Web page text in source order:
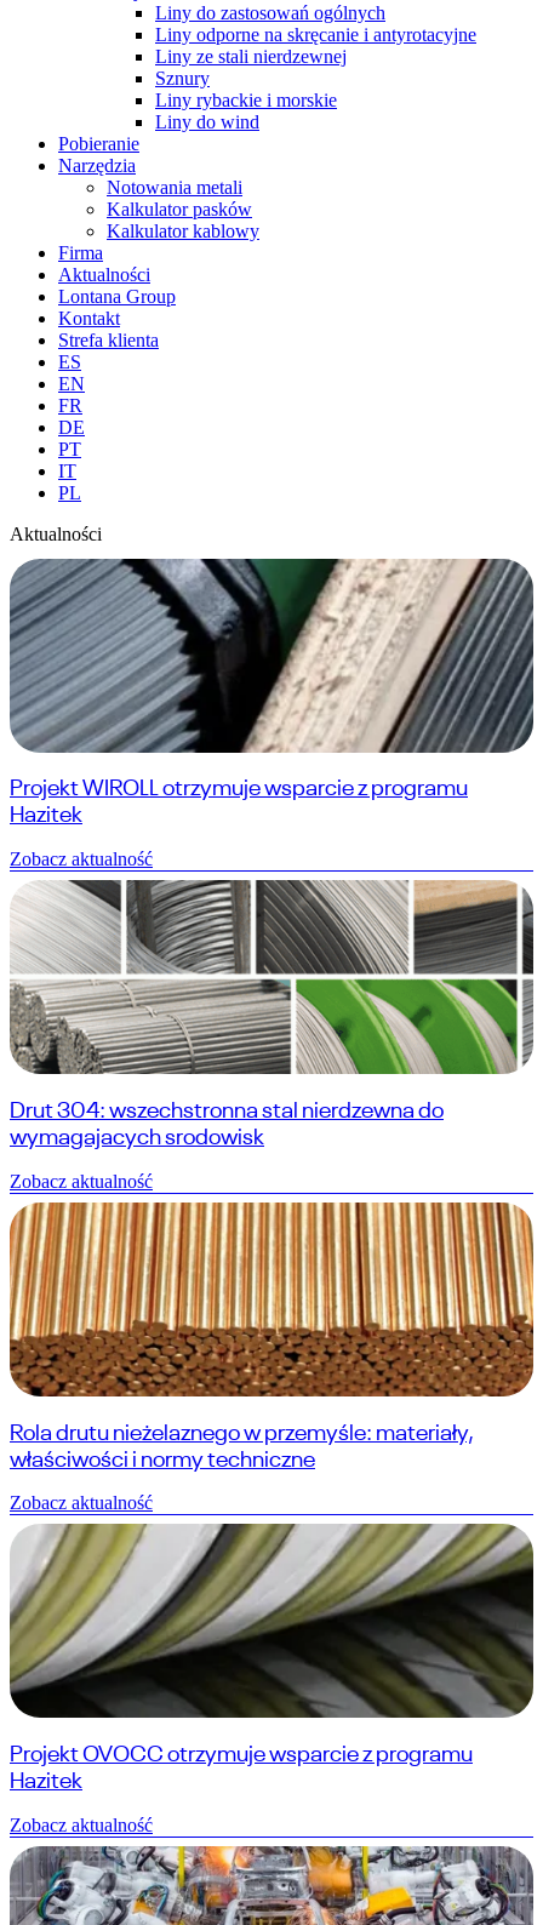
Liny do zastosowań ogólnych
Liny odporne na skręcanie i antyrotacyjne
Liny ze stali nierdzewnej
Sznury
Liny rybackie i morskie
Liny do wind
Pobieranie
Narzędzia
Notowania metali
Kalkulator pasków
Kalkulator kablowy
Firma
Aktualności
Lontana Group
Kontakt
Strefa klienta
ES
EN
FR
DE
PT
IT
PL
Aktualności
Projekt WIROLL otrzymuje wsparcie z programu
Hazitek
Zobacz aktualność
Drut 304: wszechstronna stal nierdzewna do
wymagajacych srodowisk
Zobacz aktualność
Rola drutu nieżelaznego w przemyśle: materiały,
właściwości i normy techniczne
Zobacz aktualność
Projekt OVOCC otrzymuje wsparcie z programu
Hazitek
Zobacz aktualność